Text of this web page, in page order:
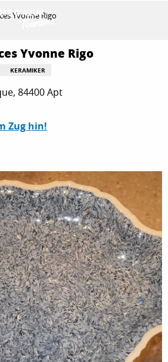
Yvonne Rigo
Yvonne Rigo
KERAMIKER
84400 Apt
Zug hin!